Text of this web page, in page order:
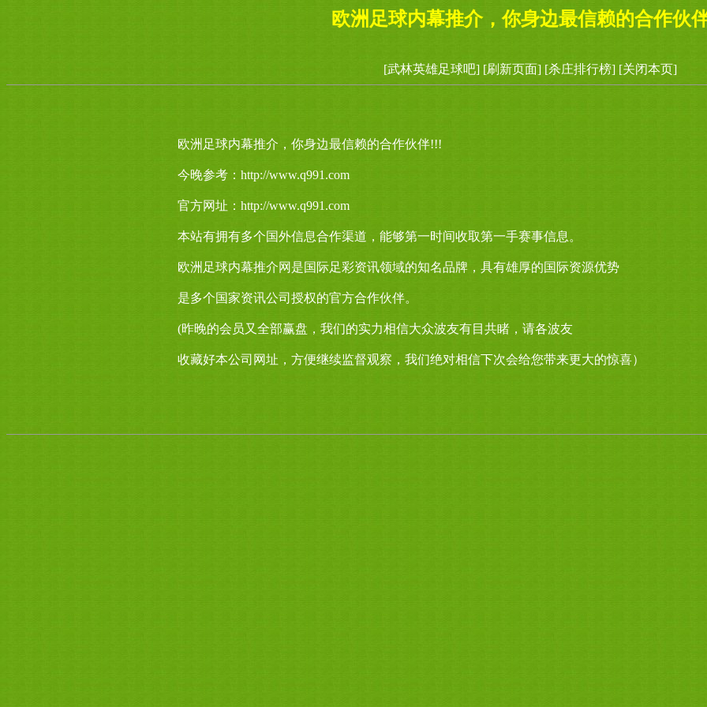
欧洲足球内幕推介，你身边最信赖的合作伙
[武林英雄足球吧] [刷新页面] [杀庄排行榜] [关闭本页]
欧洲足球内幕推介，你身边最信赖的合作伙伴!!!
今晚参考：http://www.q991.com
官方网址：http://www.q991.com
本站有拥有多个国外信息合作渠道，能够第一时间收取第一手赛事信息。
欧洲足球内幕推介网是国际足彩资讯领域的知名品牌，具有雄厚的国际资源优势
是多个国家资讯公司授权的官方合作伙伴。
(昨晚的会员又全部赢盘，我们的实力相信大众波友有目共睹，请各波友
收藏好本公司网址，方便继续监督观察，我们绝对相信下次会给您带来更大的惊喜）